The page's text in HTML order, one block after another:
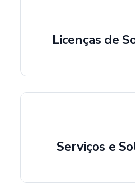
Licenças de
Serviços e